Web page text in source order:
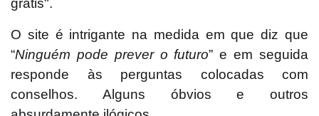
grátis".
O site é intrigante na medida em que diz que
“Ninguém pode prever o futuro” e em seguida
responde às perguntas colocadas com
conselhos. Alguns óbvios e outros